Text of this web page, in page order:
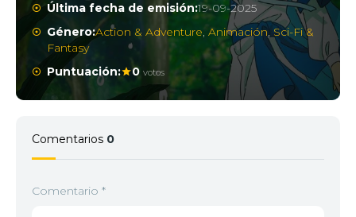
Última fecha de emisión:19-09-2025
Género:Action & Adventure,Animación, Sci-Fi &
Fantasy
Puntuación:
0 votos
Comentarios 0
Comentario *